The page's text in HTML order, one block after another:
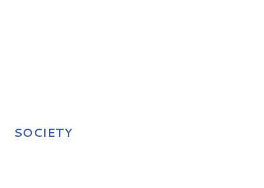
SOCIETY